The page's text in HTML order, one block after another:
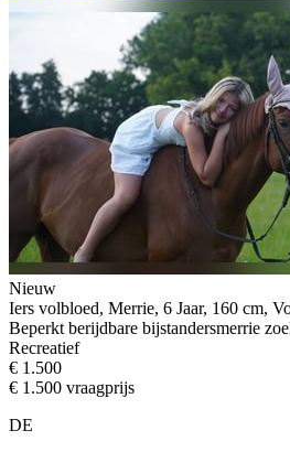
Nieuw
Iers volbloed, Merrie, 6 Jaar, 160 cm,
Beperkt berijdbare bijstandersmerrie
Recreatief
€ 1.500
€ 1.500 vraagprijs
DE